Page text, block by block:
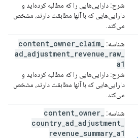
شرح: دارایی‌هایی را که مطالبه کرده‌اید و
دارایی‌هایی که با آنها مطابقت دارند، مشخص
می‌کند.
شناسه: content owner claim
ad adjustment revenue raw
a1
شرح: دارایی‌هایی را که مطالبه کرده‌اید و
دارایی‌هایی که با آنها مطابقت دارند، مشخص
می‌کند.
شناسه: content owner
country ad adjustment
revenue summary a1